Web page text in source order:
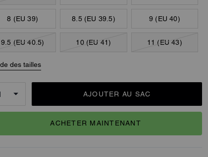
8 (EU 39) 8.5 (EU 39.5) 9 (EU 40)
9.5 (EU 40.5) 10 (EU 41) 11 (EU 43)
des tailles
AJOUTER AU SAC
ACHETER MAINTENANT